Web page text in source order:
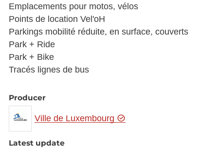
Emplacements pour motos, vélos
Points de location Vel'oH
Parkings mobilité réduite, en surface, couverts
Park + Ride
Park + Bike
Tracés lignes de bus
Producer
Ville de Luxembourg
Latest update